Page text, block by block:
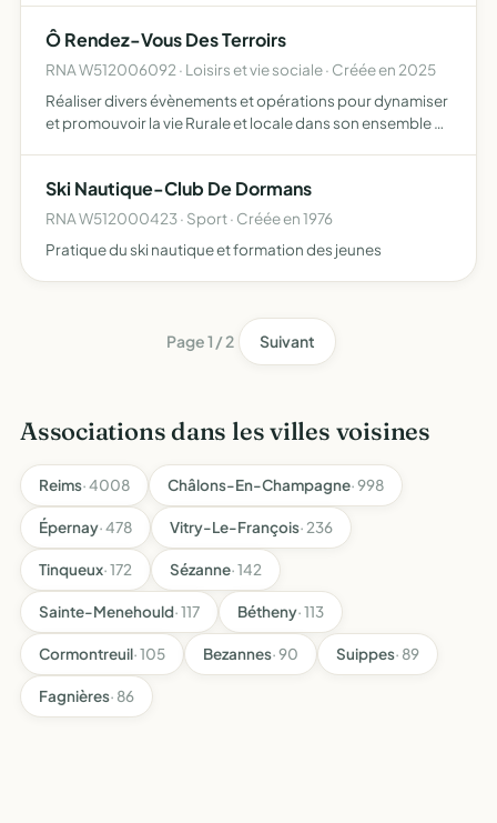
Ô Rendez-Vous Des Terroirs
RNA W512006092 · Loisirs et vie sociale · Créée en 2025
Réaliser divers évènements et opérations pour dynamiser
et promouvoir la vie Rurale et locale dans son ensemble en
Ski Nautique-Club De Dormans
RNA W512000423 · Sport · Créée en 1976
Pratique du ski nautique et formation des jeunes
Page 1 / 2 Suivant
Associations dans les villes voisines
Reims· 4008 Châlons-En-Champagne· 998
Épernay· 478 Vitry-Le-François· 236
Tinqueux· 172 Sézanne· 142
Sainte-Menehould· 117 Bétheny· 113
Cormontreuil· 105 Bezannes· 90 Suippes· 89
Fagnières· 86